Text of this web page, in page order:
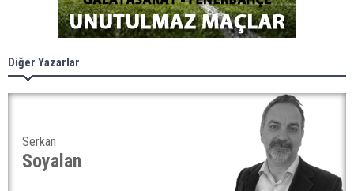
Diğer Yazarlar
Serkan
Soyalan